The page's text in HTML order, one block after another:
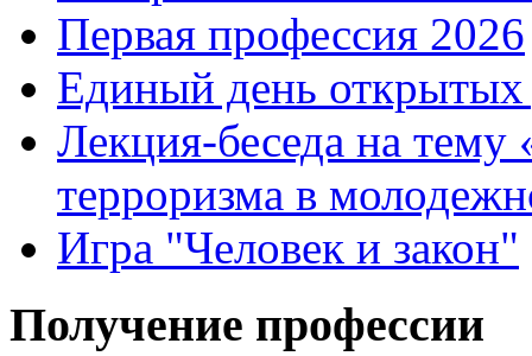
Первая профессия 2026
Единый день открытых
Лекция-беседа на тему
терроризма в
Игра "Человек и закон"
Получение профессии